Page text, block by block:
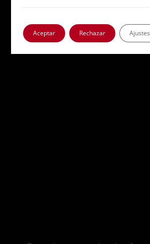
Aceptar Rechazar Ajustes